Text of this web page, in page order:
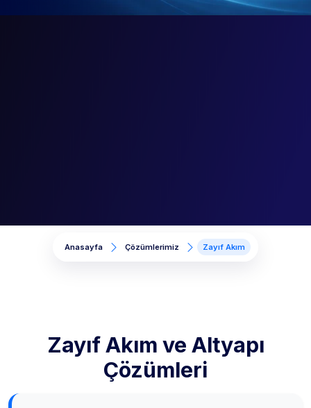
Anasayfa Çözümlerimiz Zayıf Akım
Zayıf Akım ve Altyapı
Çözümleri